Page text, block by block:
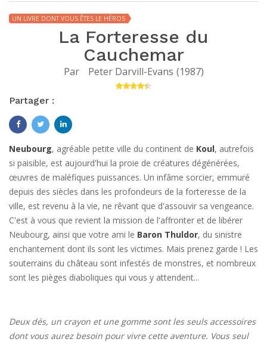
UN LIVRE DONT VOUS ÊTES LE HÉROS
La Forteresse du
Cauchemar
Par Peter Darvill-Evans (1987)
Partager :
Neubourg, agréable petite ville du continent de Koul, autrefois
si paisible, est aujourd'hui la proie de créatures dégénérées,
œuvres de maléfiques puissances. Un infâme sorcier, emmuré
depuis des siècles dans les profondeurs de la forteresse de la
ville, est revenu à la vie, ne rêvant que d'assouvir sa vengeance.
C'est à vous que revient la mission de l'affronter et de libérer
Neubourg, ainsi que votre ami le Baron Thuldor, du sinistre
enchantement dont ils sont les victimes. Mais prenez garde ! Les
souterrains du château sont infestés de monstres, et nombreux
sont les pièges diaboliques qui vous y attendent...
Deux dés, un crayon et une gomme sont les seuls accessoires
dont vous aurez besoin pour vivre cette aventure. Vous seul